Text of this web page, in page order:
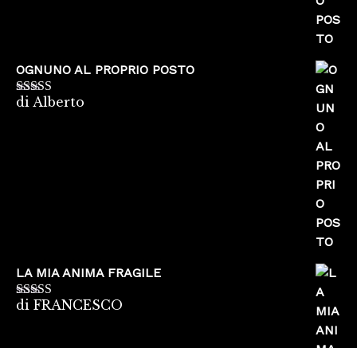
OGNUNO AL PROPRIO POSTO
Valutato5su
di Alberto
LA MIA ANIMA FRAGILE
Valutato5su
di FRANCESCO